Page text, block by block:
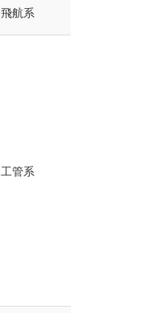
飛航系
工管系